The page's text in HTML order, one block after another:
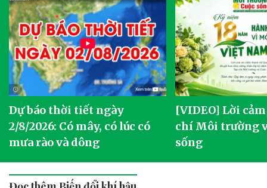
Dự báo thời tiết ngày
2/8/2026: Có mây, có lúc có
mưa rào và dông
[VIDEO] Lời
chí Môi trường
sống